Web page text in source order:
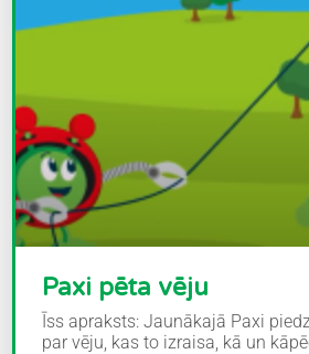
Paxi pēta vēju
Īss apraksts: Jaunākajā Paxi
par vēju, kas to izraisa, kā un